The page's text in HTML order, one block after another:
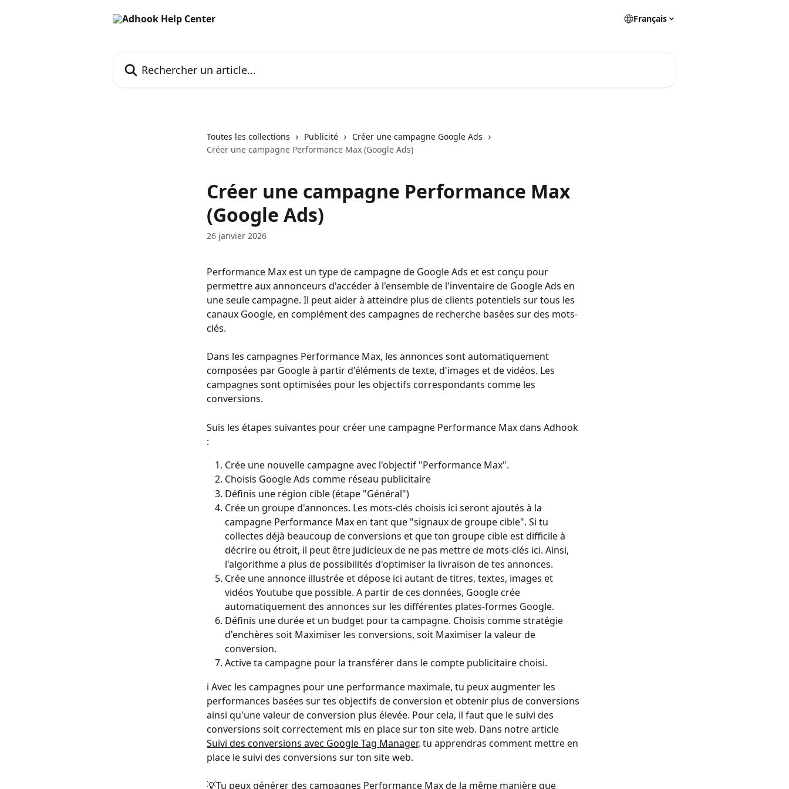
Français
Toutes les collections Publicité
Créer une campagne Google Ads
Créer une campagne Performance Max (Google Ads)
Créer une campagne Performance Max
(Google Ads)
26 janvier 2026
Performance Max est un type de campagne de Google Ads et est conçu pour
permettre aux annonceurs d'accéder à l'ensemble de l'inventaire de Google Ads en
une seule campagne. Il peut aider à atteindre plus de clients potentiels sur tous les
canaux Google, en complément des campagnes de recherche basées sur des mots-
clés.
Dans les campagnes Performance Max, les annonces sont automatiquement
composées par Google à partir d'éléments de texte, d'images et de vidéos. Les
campagnes sont optimisées pour les objectifs correspondants comme les
conversions.
Suis les étapes suivantes pour créer une campagne Performance Max dans Adhook
:
Crée une nouvelle campagne avec l'objectif "Performance Max".
Choisis Google Ads comme réseau publicitaire
Définis une région cible (étape "Général")
Crée un groupe d'annonces. Les mots-clés choisis ici seront ajoutés à la
campagne Performance Max en tant que "signaux de groupe cible". Si tu
collectes déjà beaucoup de conversions et que ton groupe cible est difficile à
décrire ou étroit, il peut être judicieux de ne pas mettre de mots-clés ici. Ainsi,
l'algorithme a plus de possibilités d'optimiser la livraison de tes annonces.
Crée une annonce illustrée et dépose ici autant de titres, textes, images et
vidéos Youtube que possible. A partir de ces données, Google crée
automatiquement des annonces sur les différentes plates-formes Google.
Définis une durée et un budget pour ta campagne. Choisis comme stratégie
d'enchères soit Maximiser les conversions, soit Maximiser la valeur de
conversion.
Active ta campagne pour la transférer dans le compte publicitaire choisi.
ℹ️ Avec les campagnes pour une performance maximale, tu peux augmenter les
performances basées sur tes objectifs de conversion et obtenir plus de conversions
ainsi qu'une valeur de conversion plus élevée. Pour cela, il faut que le suivi des
conversions soit correctement mis en place sur ton site web. Dans notre article
Suivi des conversions avec Google Tag Manager, tu apprendras comment mettre en
place le suivi des conversions sur ton site web.
💡Tu peux générer des campagnes Performance Max de la même manière que